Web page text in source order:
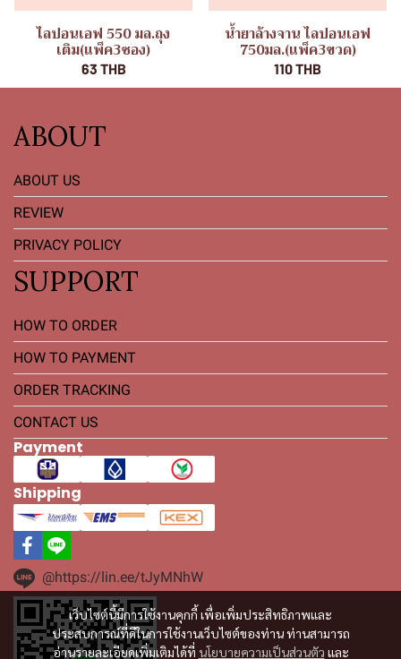
ไลปอนเอฟ 550 มล.ถุง
เติม(แพ็ค3ซอง)
63 THB
น้ำยาล้างจาน ไลปอนเอฟ
750มล.(แพ็ค3ขวด)
110 THB
เว็บไซต์นี้มีการใช้งานคุกกี้ เพื่อเพิ่มประสิทธิภาพและ
ประสบการณ์ที่ดีในการใช้งานเว็บไซต์ของท่าน ท่านสามารถ
อ่านรายละเอียดเพิ่มเติมได้ที่ นโยบายความเป็นส่วนตัว และ
ABOUT
ABOUT US
REVIEW
PRIVACY POLICY
SUPPORT
HOW TO ORDER
HOW TO PAYMENT
ORDER TRACKING
CONTACT US
Payment
Shipping
@https://lin.ee/tJyMNhW